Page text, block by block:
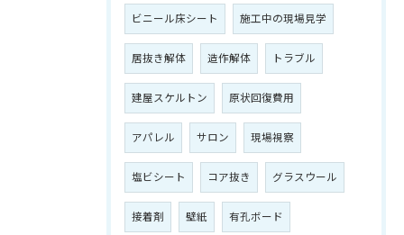
ビニール床シート 施工中の現場見学
居抜き解体 造作解体 トラブル
建屋スケルトン 原状回復費用
アパレル サロン 現場視察
塩ビシート コア抜き グラスウール
接着剤 壁紙 有孔ボード